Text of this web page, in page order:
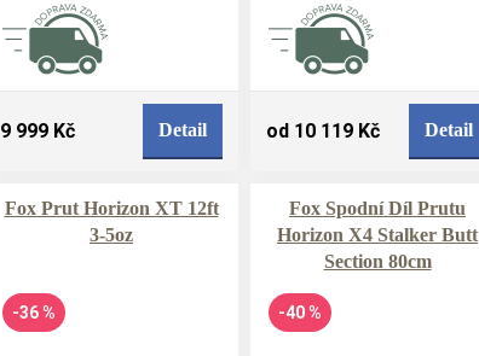
9 999 Kč Detail od 10 119 Kč Detail
Fox Prut Horizon XT 12ft
3-5oz
-36 %
Fox Spodní Díl Prutu
Horizon X4 Stalker Butt
Section 80cm
-40 %